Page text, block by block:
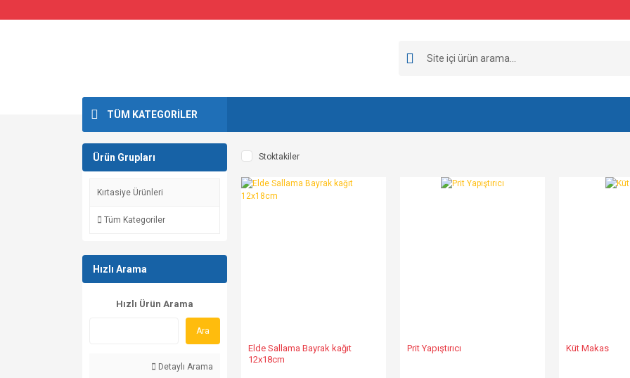
TÜM KATEGORİLER
Ürün Grupları
Kırtasiye Ürünleri
Tüm Kategoriler
Hızlı Arama
Hızlı Ürün Arama
Ara
Detaylı Arama
Stoktakiler
Elde Sallama Bayrak kağıt
12x18cm
Prit Yapıştırıcı Küt Makas